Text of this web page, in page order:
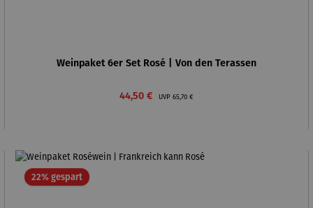
Weinpaket 6er Set Rosé | Von den Terassen
Verkaufspreis:
44,50 € UVP Regulärer Preis:
65,70 €
22% gespartRabatt